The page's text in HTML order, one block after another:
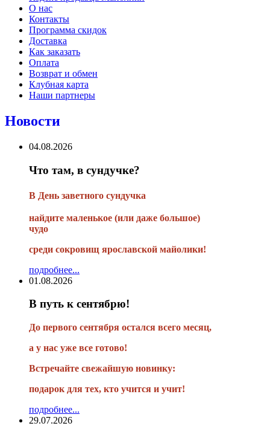
О нас
Контакты
Программа скидок
Доставка
Как заказать
Оплата
Возврат и обмен
Клубная карта
Наши партнеры
Новости
04.08.2026
Что там, в сундучке?
В День заветного сундучка
найдите маленькое (или даже большое)
чудо
среди сокровищ ярославской майолики!
подробнее...
01.08.2026
В путь к сентябрю!
До первого сентября остался всего месяц,
а у нас уже все готово!
Встречайте свежайшую новинку:
подарок для тех, кто учится и учит!
подробнее...
29.07.2026